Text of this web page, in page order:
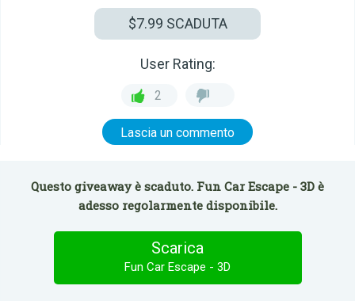
$7.99 SCADUTA
User Rating:
2
Lascia un commento
Questo giveaway è scaduto. Fun Car Escape - 3D è
adesso regolarmente disponibile.
Scarica
Fun Car Escape - 3D